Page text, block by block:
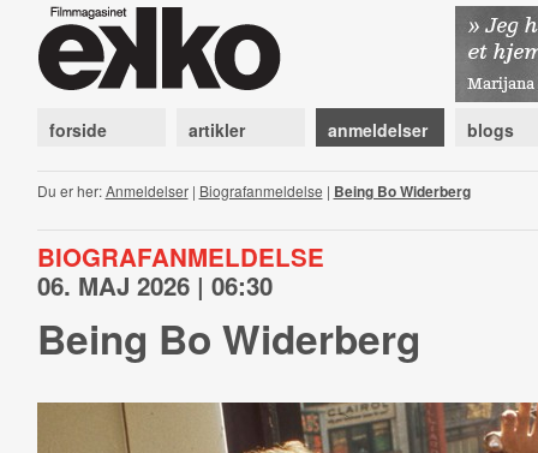
forside artikler anmeldelser blogs
Du er her:Anmeldelser| Biografanmeldelse | Being Bo Widerberg
BIOGRAFANMELDELSE
06. MAJ 2026 | 06:30
Being Bo Widerberg